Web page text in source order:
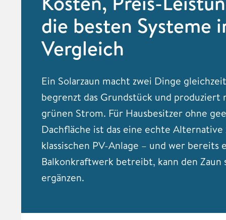
die besten Systeme
Vergleich
Ein Solarzaun macht zwei Dinge
begrenzt das Grundstück und produziert
grünen Strom. Für Hausbesitzer ohne
Dachfläche ist das eine echte Alternative
klassischen PV-Anlage – und wer bereits
Balkonkraftwerk betreibt, kann den Zaun
ergänzen.